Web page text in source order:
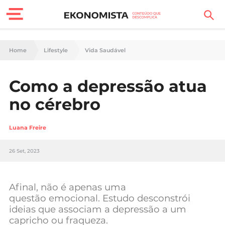
Finanças Pessoais
Carreira
Tecnologia
Negócios
Home Lifestyle Vida Saudável
Como a depressão atua
no cérebro
Luana Freire
26 Set, 2023
Afinal, não é apenas uma
questão emocional. Estudo desconstrói
ideias que associam a depressão a um
capricho ou fraqueza.